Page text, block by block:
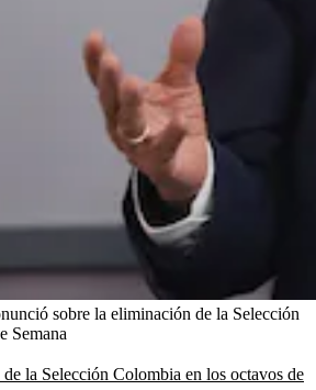
sobre la eliminación de la Selección
Semana
la Selección Colombia en los octavos de